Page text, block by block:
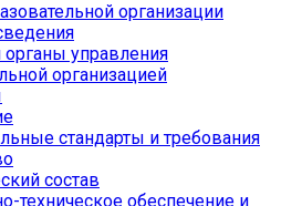
организации
органы управления
организацией
стандарты и требования
состав
техническое обеспечение и